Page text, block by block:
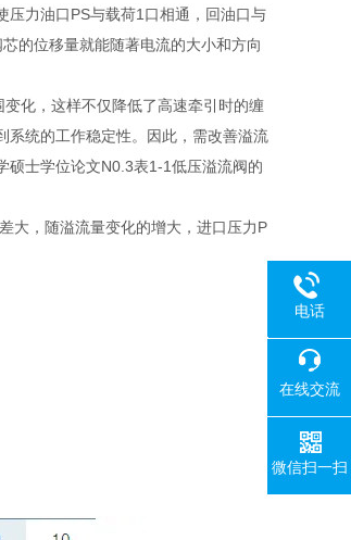
压力油口PS与载荷1口相通，回油口与
的位移量就能随著电流的大小和方向
化，这样不仅降低了高速牵引时的缠
系统的工作稳定性。因此，需改善溢流
硕士学位论文N0.3表1-1低压溢流阀的
大，随溢流量变化的增大，进口压力P
电话
在线交流
微信扫一扫